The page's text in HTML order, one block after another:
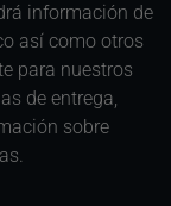
información de
así como otros
para nuestros
de entrega,
sobre